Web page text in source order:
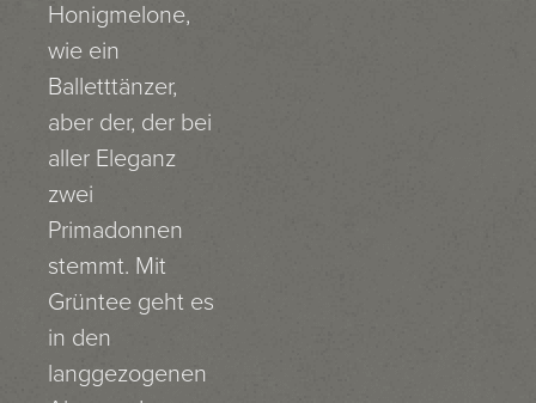
Honigmelone,
wie ein
Balletttänzer,
aber der, der bei
aller Eleganz
zwei
Primadonnen
stemmt. Mit
Grüntee geht es
in den
langgezogenen